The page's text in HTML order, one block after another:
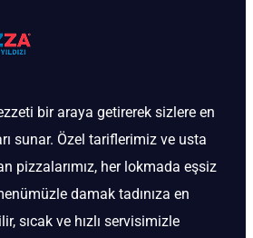
bir araya getirerek sizlere en
sunar. Özel tariflerimiz ve usta
pizzalarımız, her lokmada eşsiz
damak tadınıza en
sıcak ve hızlı servisimizle